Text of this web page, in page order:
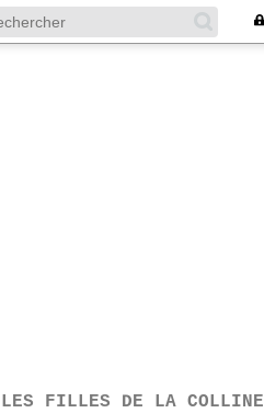
LES FILLES DE LA COLLINE